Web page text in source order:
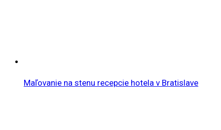
Maľovanie na stenu recepcie hotela v Bratislave